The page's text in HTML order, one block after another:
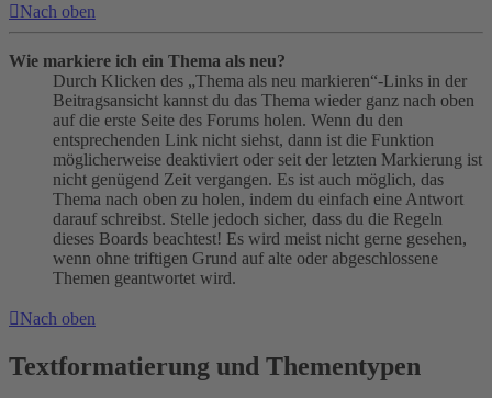
Nach oben
Wie markiere ich ein Thema als neu?
Durch Klicken des „Thema als neu markieren“-Links in der
Beitragsansicht kannst du das Thema wieder ganz nach oben
auf die erste Seite des Forums holen. Wenn du den
entsprechenden Link nicht siehst, dann ist die Funktion
möglicherweise deaktiviert oder seit der letzten Markierung ist
nicht genügend Zeit vergangen. Es ist auch möglich, das
Thema nach oben zu holen, indem du einfach eine Antwort
darauf schreibst. Stelle jedoch sicher, dass du die Regeln
dieses Boards beachtest! Es wird meist nicht gerne gesehen,
wenn ohne triftigen Grund auf alte oder abgeschlossene
Themen geantwortet wird.
Nach oben
Textformatierung und Thementypen